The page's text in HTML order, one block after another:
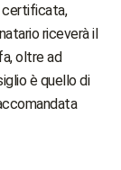
certificata,
riceverà il
oltre ad
è quello di